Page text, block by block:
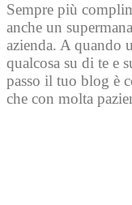
Sempre più
anche un
azienda. A quando
qualcosa su di te e
passo il tuo blog è
che con molta